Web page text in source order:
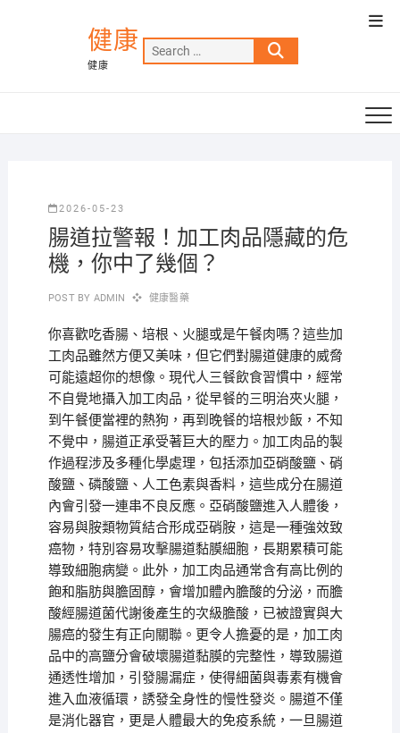
健康
健康
Search
…
2026-05-23
腸道拉警報！加工肉品隱藏的危
機，你中了幾個？
POST BY ADMIN 健康醫藥
你喜歡吃香腸、培根、火腿或是午餐肉嗎？這些加
工肉品雖然方便又美味，但它們對腸道健康的威脅
可能遠超你的想像。現代人三餐飲食習慣中，經常
不自覺地攝入加工肉品，從早餐的三明治夾火腿，
到午餐便當裡的熱狗，再到晚餐的培根炒飯，不知
不覺中，腸道正承受著巨大的壓力。加工肉品的製
作過程涉及多種化學處理，包括添加亞硝酸鹽、硝
酸鹽、磷酸鹽、人工色素與香料，這些成分在腸道
內會引發一連串不良反應。亞硝酸鹽進入人體後，
容易與胺類物質結合形成亞硝胺，這是一種強效致
癌物，特別容易攻擊腸道黏膜細胞，長期累積可能
導致細胞病變。此外，加工肉品通常含有高比例的
飽和脂肪與膽固醇，會增加體內膽酸的分泌，而膽
酸經腸道菌代謝後產生的次級膽酸，已被證實與大
腸癌的發生有正向關聯。更令人擔憂的是，加工肉
品中的高鹽分會破壞腸道黏膜的完整性，導致腸道
通透性增加，引發腸漏症，使得細菌與毒素有機會
進入血液循環，誘發全身性的慢性發炎。腸道不僅
是消化器官，更是人體最大的免疫系統，一旦腸道